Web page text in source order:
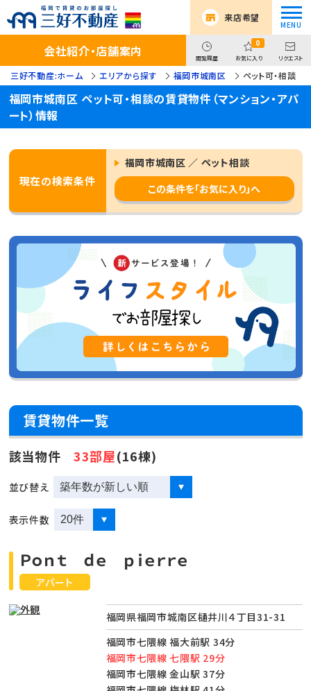
来店希望
会社紹介・店舗案内 閲覧履歴
0
お気に入り リクエスト
三好不動産:ホーム エリアから探す 福岡市城南区 ペット可・相談
福岡市城南区 ペット可・相談の賃貸物件（マンション・アパ
ート）情報
現在の検索条件
福岡市城南区 ／ ペット相談
この条件を「お気に入り」へ
賃貸物件一覧
該当物件 33部屋(16棟)
並び替え
表示件数
アパート
Ｐｏｎｔ ｄｅ ｐｉｅｒｒｅ
福岡県福岡市城南区樋井川４丁目31-31
福岡市七隈線 福大前駅 34分
福岡市七隈線 七隈駅 29分
福岡市七隈線 金山駅 37分